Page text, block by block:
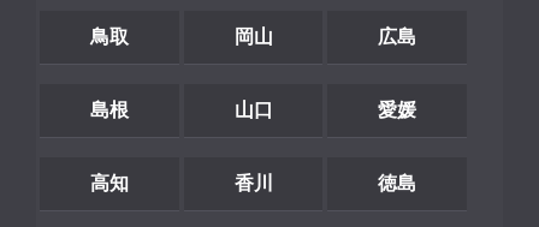
鳥取 岡山 広島
島根 山口 愛媛
高知 香川 徳島